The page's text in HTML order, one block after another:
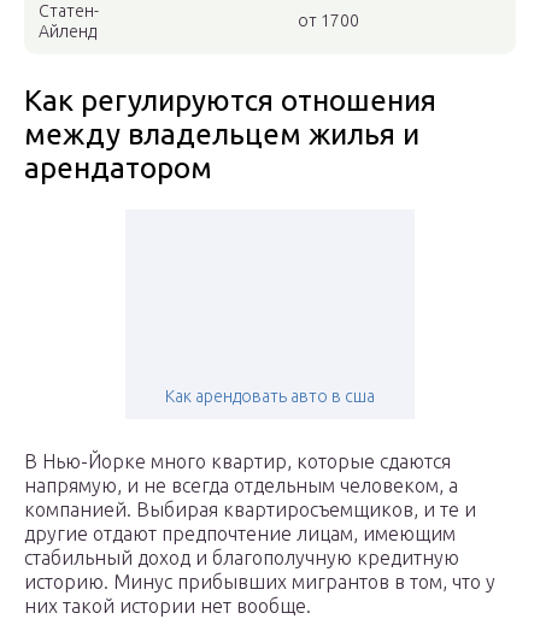
Статен-
Айленд
от 1700
Как регулируются отношения
между владельцем жилья и
арендатором
Как арендовать авто в сша
В Нью-Йорке много квартир, которые сдаются
напрямую, и не всегда отдельным человеком, а
компанией. Выбирая квартиросъемщиков, и те и
другие отдают предпочтение лицам, имеющим
стабильный доход и благополучную кредитную
историю. Минус прибывших мигрантов в том, что у
них такой истории нет вообще.